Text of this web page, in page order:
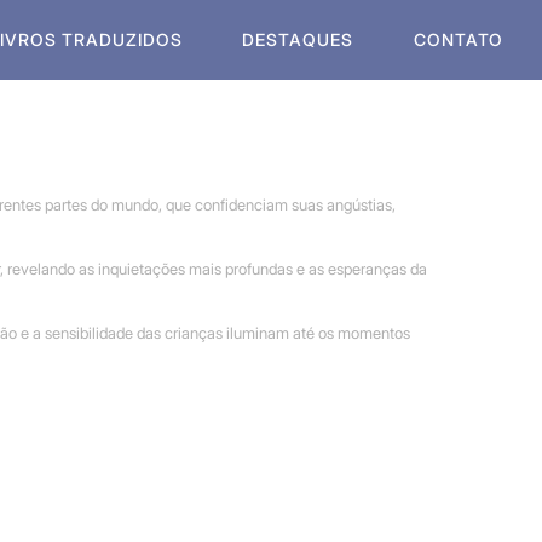
TRADUZIDOS DESTAQUES CONTATO
partes do mundo, que confidenciam suas angústias,
as inquietações mais profundas e as esperanças da
e a sensibilidade das crianças iluminam até os momentos